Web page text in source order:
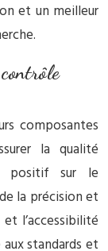
et un meilleur
composantes
la qualité
positif sur le
la précision et
l’accessibilité
standards et